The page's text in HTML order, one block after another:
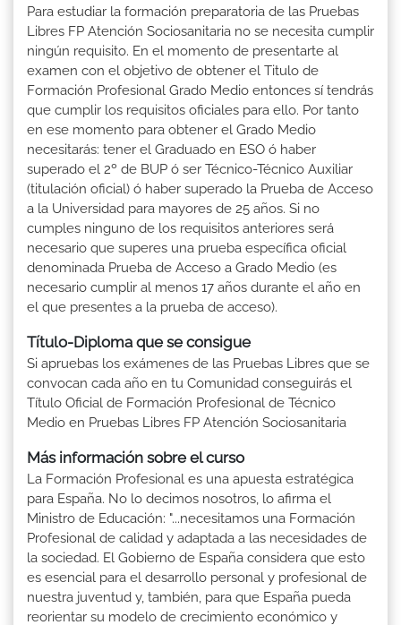
Para estudiar la formación preparatoria de las Pruebas
Libres FP Atención Sociosanitaria no se necesita cumplir
ningún requisito. En el momento de presentarte al
examen con el objetivo de obtener el Titulo de
Formación Profesional Grado Medio entonces sí tendrás
que cumplir los requisitos oficiales para ello. Por tanto
en ese momento para obtener el Grado Medio
necesitarás: tener el Graduado en ESO ó haber
superado el 2º de BUP ó ser Técnico-Técnico Auxiliar
(titulación oficial) ó haber superado la Prueba de Acceso
a la Universidad para mayores de 25 años. Si no
cumples ninguno de los requisitos anteriores será
necesario que superes una prueba específica oficial
denominada Prueba de Acceso a Grado Medio (es
necesario cumplir al menos 17 años durante el año en
el que presentes a la prueba de acceso).
Título-Diploma que se consigue
Si apruebas los exámenes de las Pruebas Libres que se
convocan cada año en tu Comunidad conseguirás el
Título Oficial de Formación Profesional de Técnico
Medio en Pruebas Libres FP Atención Sociosanitaria
Más información sobre el curso
La Formación Profesional es una apuesta estratégica
para España. No lo decimos nosotros, lo afirma el
Ministro de Educación: "...necesitamos una Formación
Profesional de calidad y adaptada a las necesidades de
la sociedad. El Gobierno de España considera que esto
es esencial para el desarrollo personal y profesional de
nuestra juventud y, también, para que España pueda
reorientar su modelo de crecimiento económico y